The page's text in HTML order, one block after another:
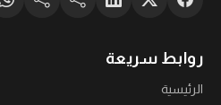
روابط سريعة
الرئيسية